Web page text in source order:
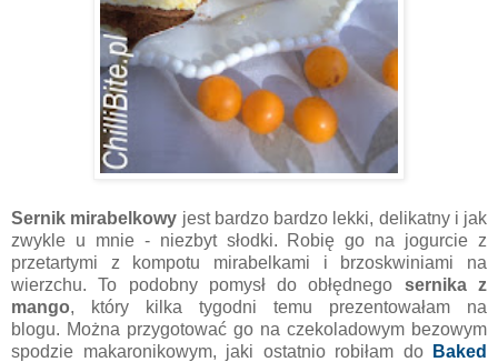
Sernik mirabelkowy jest bardzo bardzo lekki, delikatny i jak
zwykle u mnie - niezbyt słodki. Robię go na jogurcie z
przetartymi z kompotu mirabelkami i brzoskwiniami na
wierzchu. To podobny pomysł do obłędnego sernika z
mango, który kilka tygodni temu prezentowałam na
blogu. Można przygotować go na czekoladowym bezowym
spodzie makaronikowym, jaki ostatnio robiłam do
Baked